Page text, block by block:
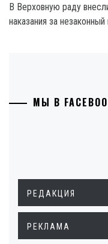
В Верховную раду
наказания за
МЫ В
РЕДАКЦИЯ
РЕКЛАМА